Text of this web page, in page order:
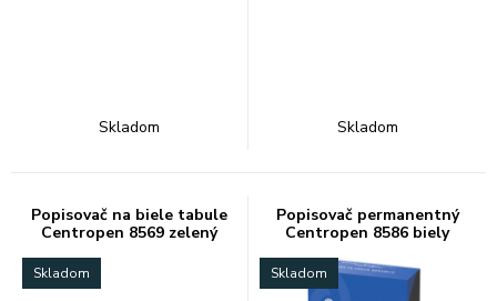
Skladom Skladom
Popisovač na biele tabule
Centropen 8569 zelený
Skladom
Popisovač permanentný
Centropen 8586 biely
Skladom